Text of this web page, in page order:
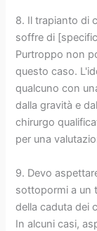
8. Il trapianto di
soffre di
Purtroppo non
questo caso.
qualcuno con
dalla gravità e
chirurgo
per una
9. Devo
sottopormi a un
della caduta dei
In alcuni casi,